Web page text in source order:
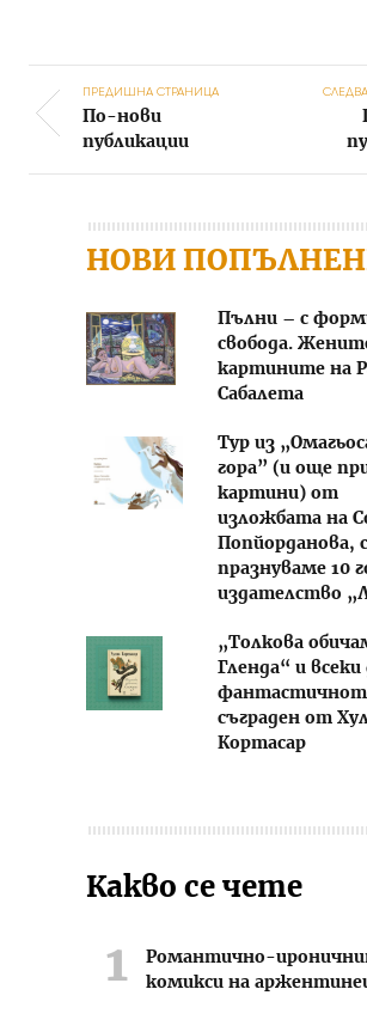
Post navigation
ПРЕДИШНА СТРАНИЦА
По-нови
публикации
НОВИ
Пълни – с
свобода.
картините на
Сабалета
Тур из
гора” (и още
картини) от
изложбата на
Попйорданова,
празнуваме 10
издателство
„Толкова
Гленда“ и
съграден от
Кортасар
Какво се чете
Романтично-
комикси на